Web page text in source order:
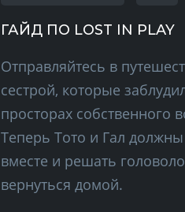
ГАЙД ПО LOST IN PLAY
Отправляйтесь в
сестрой, которые
просторах собственного
Теперь Тото и Гал
вместе и решать
вернуться домой.